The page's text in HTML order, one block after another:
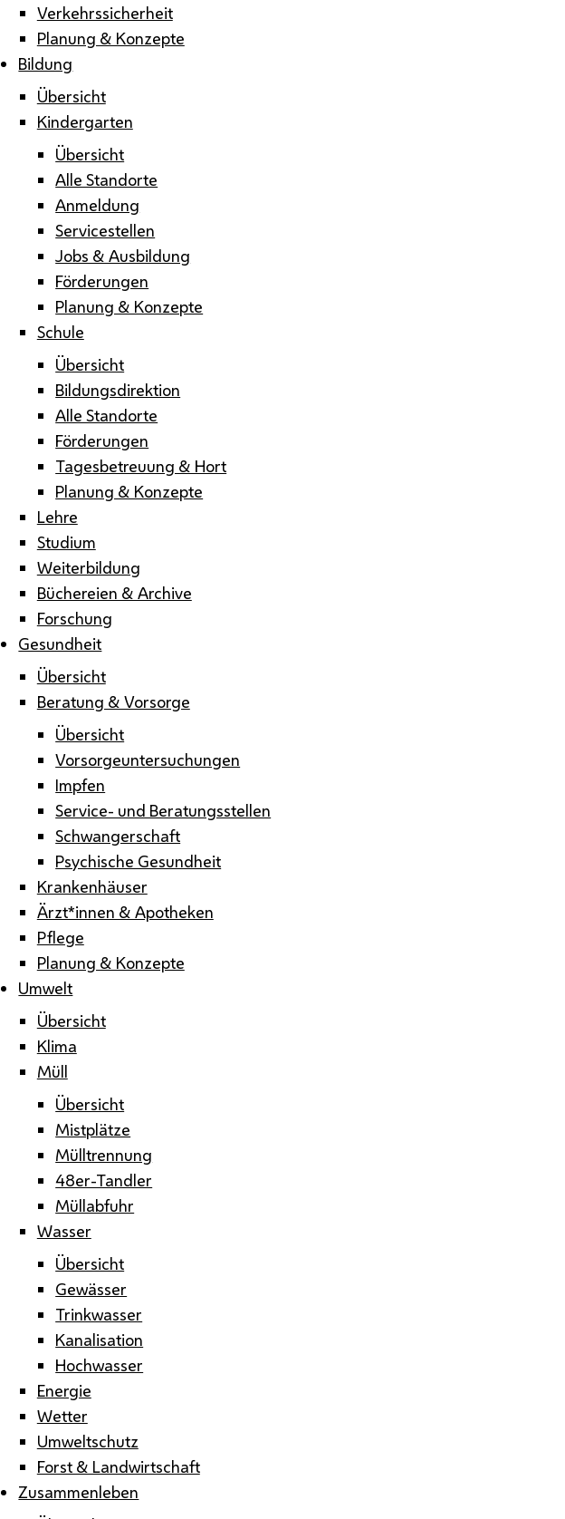
Verkehrssicherheit
Planung & Konzepte
Bildung
Übersicht
Kindergarten
Übersicht
Alle Standorte
Anmeldung
Servicestellen
Jobs & Ausbildung
Förderungen
Planung & Konzepte
Schule
Übersicht
Bildungsdirektion
Alle Standorte
Förderungen
Tagesbetreuung & Hort
Planung & Konzepte
Lehre
Studium
Weiterbildung
Büchereien & Archive
Forschung
Gesundheit
Übersicht
Beratung & Vorsorge
Übersicht
Vorsorgeuntersuchungen
Impfen
Service- und Beratungsstellen
Schwangerschaft
Psychische Gesundheit
Krankenhäuser
Ärzt*innen & Apotheken
Pflege
Planung & Konzepte
Umwelt
Übersicht
Klima
Müll
Übersicht
Mistplätze
Mülltrennung
48er-Tandler
Müllabfuhr
Wasser
Übersicht
Gewässer
Trinkwasser
Kanalisation
Hochwasser
Energie
Wetter
Umweltschutz
Forst & Landwirtschaft
Zusammenleben